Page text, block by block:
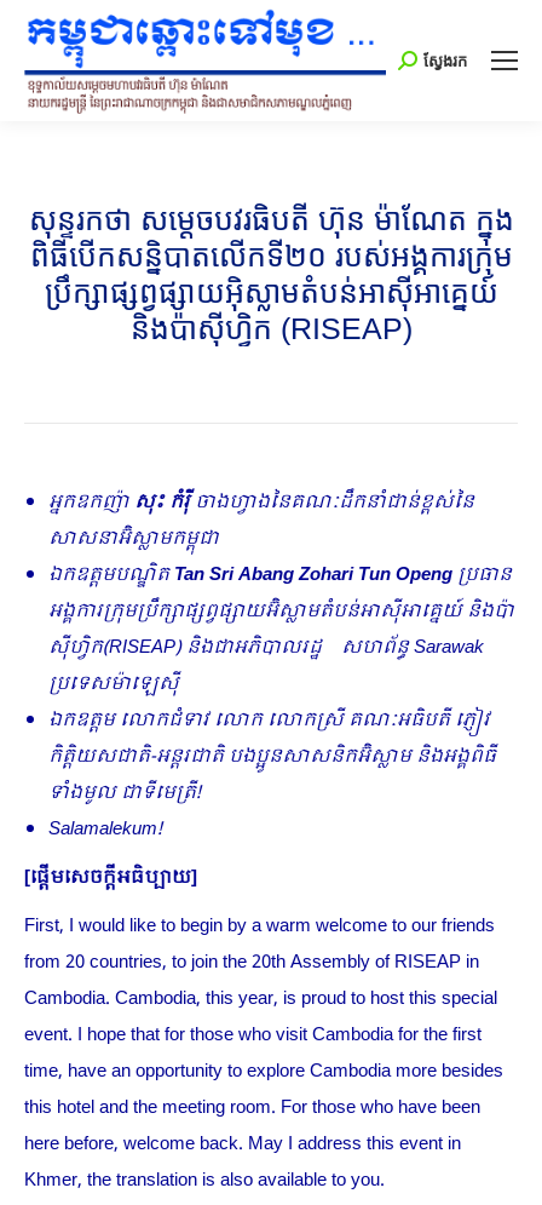
Search:
ស្វែងរក
សុន្ទរកថា សម្ដេចបវរធិបតី ហ៊ុន ម៉ាណែត ក្នុង
ពិធីបើកសន្និបាតលើកទី២០ របស់អង្គការក្រុម
ប្រឹក្សាផ្សព្វផ្សាយអ៊ិស្លាមតំបន់អាស៊ីអាគ្នេយ៍
និងប៉ាស៊ីហ្វិក (RISEAP)
អ្នកឧកញ៉ា សុះ កំរ៉ីចាងហ្វាងនៃគណៈដឹកនាំជាន់ខ្ពស់នៃ
សាសនាអ៊ិស្លាមកម្ពុជា
ឯកឧត្តមបណ្ឌិតTan Sri Abang Zohari Tun Opengប្រធាន
អង្គការក្រុមប្រឹក្សាផ្សព្វផ្សាយអ៊ិស្លាមតំបន់អាស៊ីអាគ្នេយ៍ និងប៉ា
ស៊ីហ្វិក(RISEAP)និងជាអភិបាលរដ្ឋ សហព័ន្ធSarawak
ប្រទេសម៉ាឡេស៊ី
ឯកឧត្ដម លោកជំទាវ លោក លោកស្រី គណៈអធិបតី ភ្ញៀវ
កិត្តិយសជាតិ-អន្តរជាតិ បងប្អូនសាសនិកអ៊ិស្លាម និងអង្គពិធី
ទាំងមូល ជាទីមេត្រី!
Salamalekum!
[ផ្ដើមសេចក្ដីអធិប្បាយ]
First, I would like to begin by a warm welcome to our friends
from 20 countries, to join the 20th Assembly of RISEAP in
Cambodia. Cambodia, this year, is proud to host this special
event. I hope that for those who visit Cambodia for the first
time, have an opportunity to explore Cambodia more besides
this hotel and the meeting room. For those who have been
here before, welcome back. May I address this event in
Khmer, the translation is also available to you.